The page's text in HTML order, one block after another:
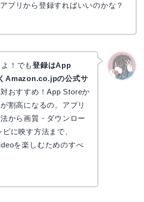
プリから登録すればいいのかな？
！でも登録はApp
Amazon.co.jpの公式サ
おすすめ！App Storeか
割高になるの。アプリ
から画質・ダウンロー
に映す方法まで、
を楽しむためのすべ